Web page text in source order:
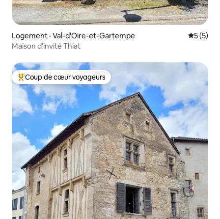
Logement · Val-d'Oire-et-Gartempe Note
5 (5)
Maison d'invité Thiat
Coup de cœur voyageurs parmi les plus aimés
Coup de cœur voyageurs